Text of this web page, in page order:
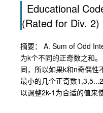
Educational
(Rated for Div. 2)
摘要： A. Sum of Odd
为k个不同的正奇数之和
同，所以如果k和n奇偶性
最小的几个正奇数
以调整2k-1为合适的值来